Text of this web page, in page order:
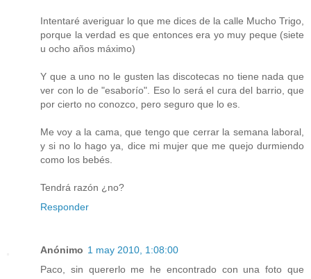
Intentaré averiguar lo que me dices de la calle Mucho Trigo,
porque la verdad es que entonces era yo muy peque (siete
u ocho años máximo)
Y que a uno no le gusten las discotecas no tiene nada que
ver con lo de "esaborío". Eso lo será el cura del barrio, que
por cierto no conozco, pero seguro que lo es.
Me voy a la cama, que tengo que cerrar la semana laboral,
y si no lo hago ya, dice mi mujer que me quejo durmiendo
como los bebés.
Tendrá razón ¿no?
Responder
Anónimo 1 may 2010, 1:08:00
Paco, sin quererlo me he encontrado con una foto que